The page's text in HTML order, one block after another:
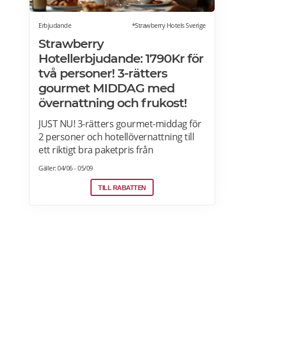
Erbjudande *Strawberry Hotels Sverige
Strawberry
Hotellerbjudande: 1790Kr för
två personer! 3-rätters
gourmet MIDDAG med
övernattning och frukost!
JUST NU! 3-rätters gourmet-middag för
2 personer och hotellövernattning till
ett riktigt bra paketpris från
1790Kr/natt! Clarion, Quality Hotel,
Comfort Hotel and Home Hotel i
Sverige, Norge, Danmark och Finland.
Gäller: 04/06 - 05/09
TILL RABATTEN